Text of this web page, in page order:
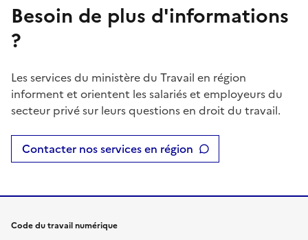
Besoin de plus d'informations
?
Les services du ministère du Travail en région
informent et orientent les salariés et employeurs du
secteur privé sur leurs questions en droit du travail.
Contacter nos services en région
Code du travail numérique